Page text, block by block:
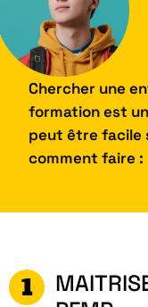
Chercher une
formation est
peut être facile
comment faire :